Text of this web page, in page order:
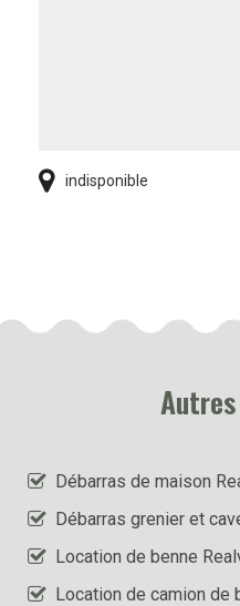
indisponible
Débarras de maison
Débarras grenier et
Location de benne
Location de camion de